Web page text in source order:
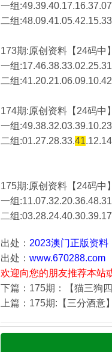
一组
二组:
173期:原创资料【24码中
一组
二组:
174期:原创资料【24码中
一组
二组:01.27.28.33.41
175期:原创资料【24码中
一组
二组:
出处： 2023澳门正版资料
出处： www.670288.com
欢迎向您的朋友推荐本站
下篇：175期：【猫三狗
上篇：175期:【三分酒意